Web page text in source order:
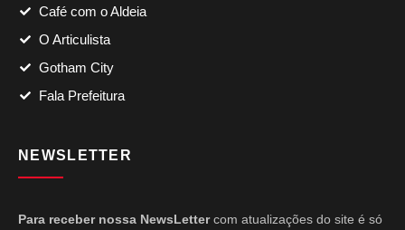
Café com o Aldeia
O Articulista
Gotham City
Fala Prefeitura
NEWSLETTER
Para receber nossa NewsLettercom atualizações do site é só